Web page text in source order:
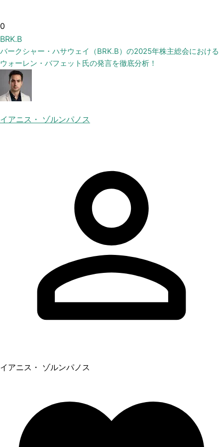
0
BRK.B
バークシャー・ハサウェイ（BRK.B）の2025年株主総会における
ウォーレン・バフェット氏の発言を徹底分析！
イアニス・ ゾルンパノス
イアニス・ ゾルンパノス